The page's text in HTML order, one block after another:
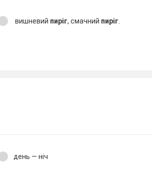
вишневий пиріг, смачний пиріг
день — ніч